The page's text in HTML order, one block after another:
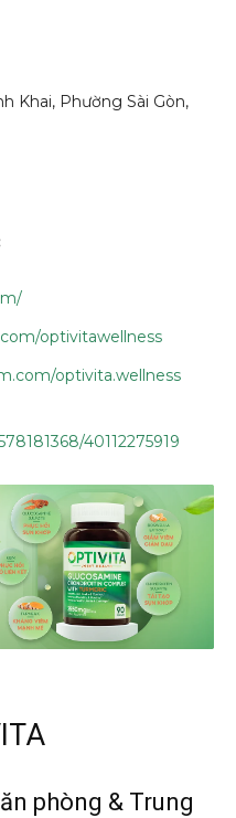
Khai, Phường Sài Gòn,
optivitawellness
optivita.wellness
40112275919
phòng & Trung